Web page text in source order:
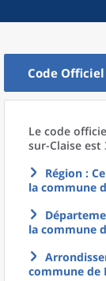
Code
Le code
sur-Claise est
Région :
la commune
la commune
commune de